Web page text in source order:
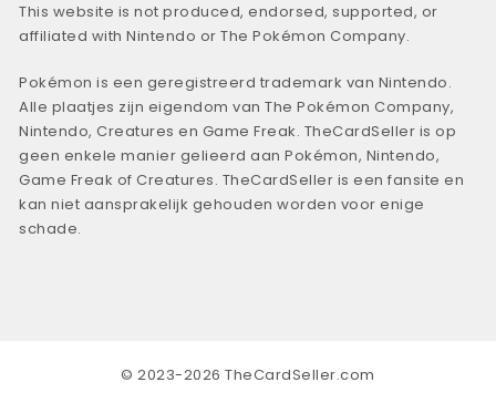
This website is not produced, endorsed, supported, or
affiliated with Nintendo or The Pokémon Company.
Pokémon is een geregistreerd trademark van Nintendo.
Alle plaatjes zijn eigendom van The Pokémon Company,
Nintendo, Creatures en Game Freak. TheCardSeller is op
geen enkele manier gelieerd aan Pokémon, Nintendo,
Game Freak of Creatures. TheCardSeller is een fansite en
kan niet aansprakelijk gehouden worden voor enige
schade.
© 2023-2026 TheCardSeller.com